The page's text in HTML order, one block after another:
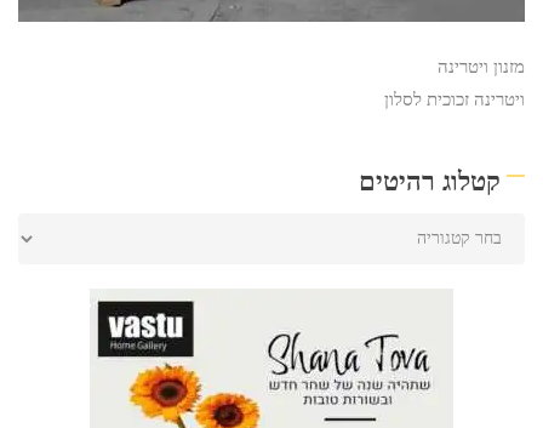
מזנון ויטרינה
ויטרינה זכוכית לסלון
קטלוג רהיטים